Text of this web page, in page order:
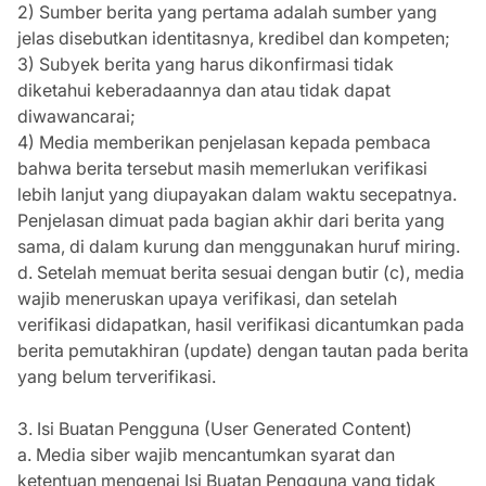
2) Sumber berita yang pertama adalah sumber yang
jelas disebutkan identitasnya, kredibel dan kompeten;
3) Subyek berita yang harus dikonfirmasi tidak
diketahui keberadaannya dan atau tidak dapat
diwawancarai;
4) Media memberikan penjelasan kepada pembaca
bahwa berita tersebut masih memerlukan verifikasi
lebih lanjut yang diupayakan dalam waktu secepatnya.
Penjelasan dimuat pada bagian akhir dari berita yang
sama, di dalam kurung dan menggunakan huruf miring.
d. Setelah memuat berita sesuai dengan butir (c), media
wajib meneruskan upaya verifikasi, dan setelah
verifikasi didapatkan, hasil verifikasi dicantumkan pada
berita pemutakhiran (update) dengan tautan pada berita
yang belum terverifikasi.
3. Isi Buatan Pengguna (User Generated Content)
a. Media siber wajib mencantumkan syarat dan
ketentuan mengenai Isi Buatan Pengguna yang tidak